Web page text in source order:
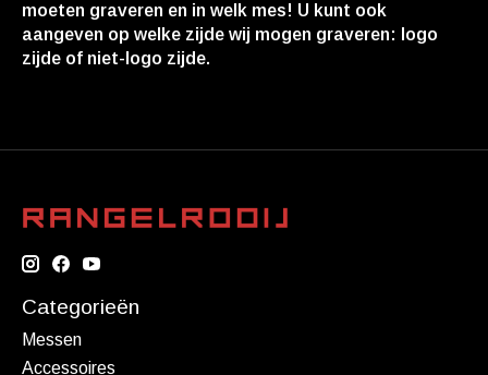
moeten graveren en in welk mes! U kunt ook
aangeven op welke zijde wij mogen graveren: logo
zijde of niet-logo zijde.
Categorieën
Messen
Accessoires